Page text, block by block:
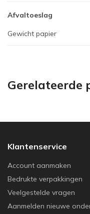
Afvaltoeslag
Gewicht papier
Gerelateerde
Klantenservice
Account aanmaken
Bedrukte verpakkingen
Veelgestelde vragen
Aanmelden nieuwe